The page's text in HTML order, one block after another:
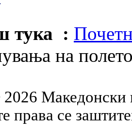
тука :
на
Македонски
се